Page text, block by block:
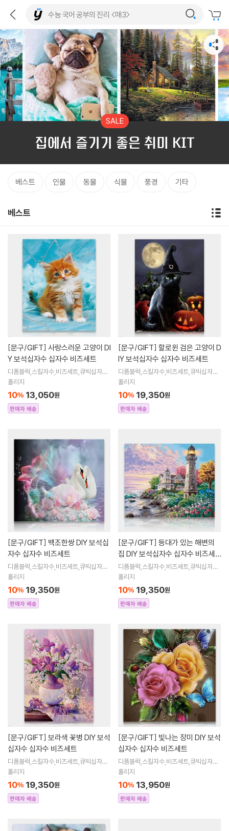
SALE
집에서 즐기기 좋은 취미 KIT
베스트 인물 동물 식물 풍경 기타
베스트
[문구/GIFT]
Y 보석십자수 십자수 비즈세트
디폼블럭,스킬자수,비즈세트,큐빅십자수,
큐빅비즈,보석십자수액자,어린이보석십
수해바라
홀리지
10% 13,050원
판매자 배송
[문구/GIFT]
IY 보석십자수 십자수 비즈세트
디폼블럭,스킬자수,비즈세트,큐빅십자수,
큐빅비즈,보석십자수액자,어린이보석십
수해바라
홀리지
10% 19,350원
판매자 배송
[문구/GIFT]
자수 십자수 비즈세트
디폼블럭,스킬자수,비즈세트,큐빅십자수,
큐빅비즈,보석십자수액자,어린이보석십
수해바라
홀리지
10% 19,350원
판매자 배송
[문구/GIFT]
집 DIY 보석십자수 십자수 비즈세
트
디폼블럭,스킬자수,비즈세트,큐빅십자수,
큐빅비즈,보석십자수액자,어린이보석십
수해바라
홀리지
10% 19,350원
판매자 배송
[문구/GIFT]
십자수 십자수 비즈세트
디폼블럭,스킬자수,비즈세트,큐빅십자수,
큐빅비즈,보석십자수액자,어린이보석십
수해바라
홀리지
10% 19,350원
판매자 배송
[문구/GIFT]
십자수 십자수 비즈세트
디폼블럭,스킬자수,비즈세트,큐빅십자수,
큐빅비즈,보석십자수액자,어린이보석십
수해바라
홀리지
10% 13,950원
판매자 배송